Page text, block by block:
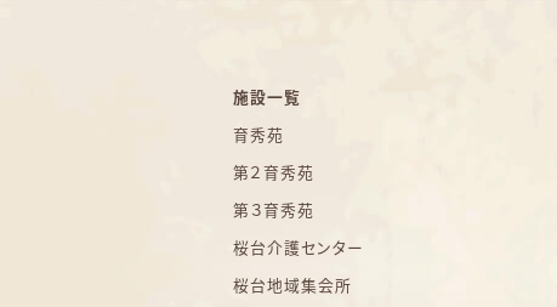
施設一覧
育秀苑
第２育秀苑
第３育秀苑
桜台介護センター
桜台地域集会所